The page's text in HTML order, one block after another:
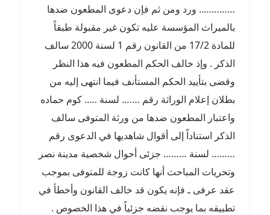
………….. ورد ومن ثم فإن دعوى المطعون ضدها
بالميراث المؤسسة عليه تكون غير مقبولة طبقاً
للمادة 17/2 من القانون رقم 1 لسنة 2000 سالف
الذكر . وإذ خالف الحكم المطعون فيه هذا النظر
وقضى بتأييد الحكم المستأنف فيما انتهى إليه من
بطلان إعلام الوراثة رقم ……. لسنة ….. كوم حماده
واعتبار المطعون ضدها من ورثة المتوفى سالف
الذكر استناداً إلى أقوال شاهديها في الدعوى رقم
……… لسنة ……… جزئى أحوال شخصية مدينة نصر
وتحريات المباحث أنها كانت زوجة للمتوفى بموجب
عقد عرفى ـ فإنه يكون قد خالف القانون وأخطأ في
تطبيقه بما يوجب نقضه جزئياً في هذا الخصوص .